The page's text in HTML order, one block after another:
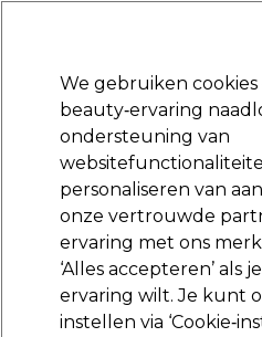
Merken Deals Haar Elektra
Volgende
Na verzending,
Gelish Cream Palette
We gebruiken
beauty‑ervaring
ondersteuning van
personaliseren van
onze vertrouwde
ervaring met ons
‘Alles accepteren’ als
ervaring wilt. Je kunt
instellen via